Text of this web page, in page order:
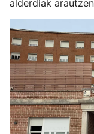
alderdiak